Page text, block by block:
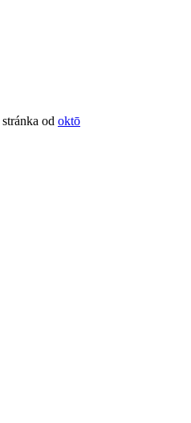
od oktō